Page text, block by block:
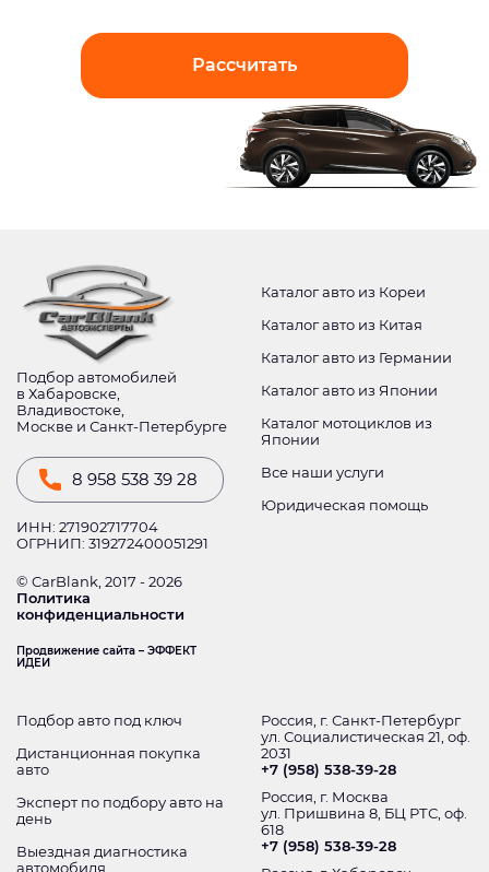
Рассчитать
Подбор автомобилей
в Хабаровске,
Владивостоке,
Москве и Санкт-Петербурге
8 958 538 39 28
ИНН: 271902717704
ОГРНИП: 319272400051291
© CarBlank, 2017 - 2026
Политика
конфиденциальности
Продвижение сайта – ЭФФЕКТ
ИДЕИ
Каталог авто из Кореи
Каталог авто из Китая
Каталог авто из Германии
Каталог авто из Японии
Каталог мотоциклов из
Японии
Все наши услуги
Юридическая помощь
Подбор авто под ключ
Дистанционная покупка
авто
Эксперт по подбору авто на
день
Выездная диагностика
автомобиля
Россия, г. Санкт-Петербург
ул. Социалистическая 21, оф.
2031
+7 (958) 538-39-28
Россия, г. Москва
ул. Пришвина 8, БЦ РТС, оф.
618
+7 (958) 538-39-28